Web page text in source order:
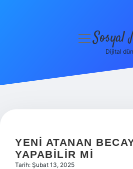
Hakkımızda
menüyüSosyal
Dijital
YENI ATANAN
YAPABILIR MI
Tarih: Şubat 13, 2025